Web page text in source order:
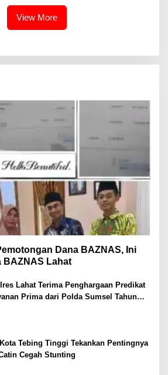
View More
Dana BAZNAS, Ini
BAZNAS Lahat
Lahat Terima Penghargaan Predikat
Prima dari Polda Sumsel Tahun
Tebing Tinggi Tekankan Pentingnya
Cegah Stunting